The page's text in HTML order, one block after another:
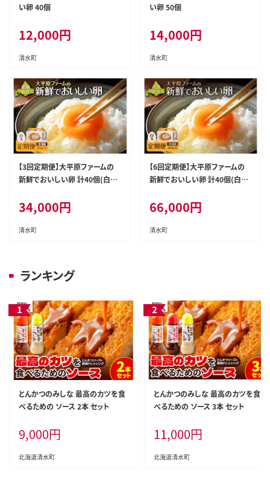
い卵 40個
12,000円
清水町
い卵 50個
14,000円
清水町
【3回定期便】大平原ファームの
新鮮でおいしい卵 計40個(白卵)
34,000円
清水町
【6回定期便】大平原ファームの
新鮮でおいしい卵 計40個(白卵)
66,000円
清水町
ランキング
とんかつのみしな 最高のカツを食
べるための ソース 2本 セット
9,000円
北海道清水町
とんかつのみしな 最高のカツを食
べるための ソース 3本 セット
11,000円
北海道清水町